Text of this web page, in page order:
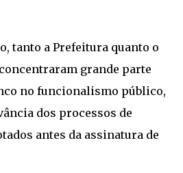
tanto a Prefeitura quanto o
grande parte
no funcionalismo público,
dos processos de
antes da assinatura de